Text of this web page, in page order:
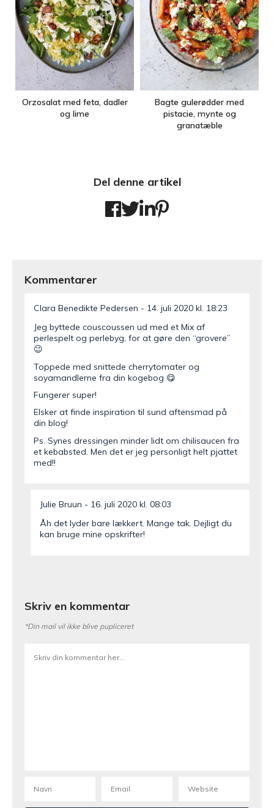
Orzosalat med feta, dadler
og lime
Bagte gulerødder med
pistacie, mynte og
granatæble
Del denne artikel
Kommentarer
Clara Benedikte Pedersen
14. juli 2020 kl. 18:23
Jeg byttede couscoussen ud med et Mix af
perlespelt og perlebyg, for at gøre den “grovere”
😉
Toppede med snittede cherrytomater og
soyamandlerne fra din kogebog 😋
Fungerer super!
Elsker at finde inspiration til sund aftensmad på
din blog!
Ps. Synes dressingen minder lidt om chilisaucen fra
et kebabsted. Men det er jeg personligt helt pjattet
med!!
Julie Bruun
16. juli 2020 kl. 08:03
Åh det lyder bare lækkert. Mange tak. Dejligt du
kan bruge mine opskrifter!
Skriv en kommentar
*Din mail vil ikke blive pupliceret